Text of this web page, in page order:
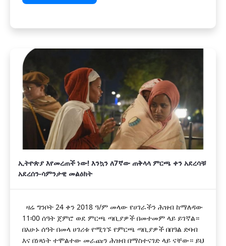
ኢትዮጵያ እየመረጠች ነው! እንኳን ለ7ኛው ጠቅላላ ምርጫ ቀን አደረሳቹ
አደረሰን-ሳምንታዊ መልዕክት
ዛሬ ግንቦት 24 ቀን 2018 ዓ/ም መላው የሀገራችን ሕዝብ ከማለዳው
11፡00 ሰዓት ጀምሮ ወደ ምርጫ ጣቢያዎች በመተመም ላይ ይገኛል።
በአሁኑ ሰዓት በመላ ሀገሪቱ የሚገኙ የምርጫ ጣቢያዎች በበዓል ድባብ
እና በነጻነት ተሞልተው መራጩን ሕዝብ በማስተናገድ ላይ ናቸው። ይህ